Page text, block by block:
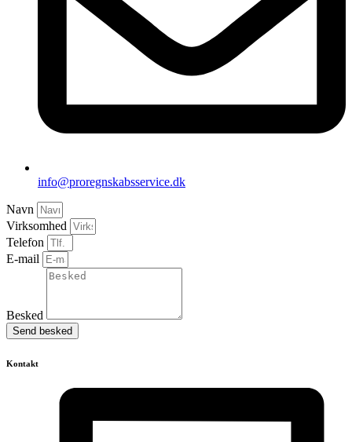
info@proregnskabsservice.dk
Navn
Virksomhed
Telefon
E-mail
Besked
Send besked
Kontakt